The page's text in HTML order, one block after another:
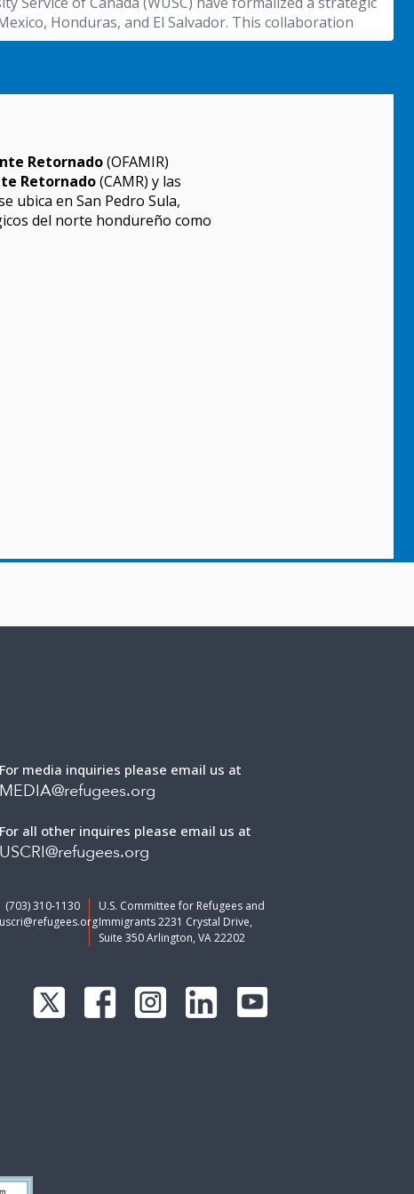
Retornado(OFAMIR)
del norte hondureño como
For all other inquires please email us at
USCRI@refugees.org
(703) 310-1130
uscri@refugees.org
U.S. Committee for Refugees and
Immigrants 2231 Crystal Drive,